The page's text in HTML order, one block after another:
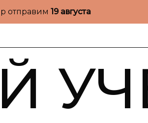
отправим 19 августа